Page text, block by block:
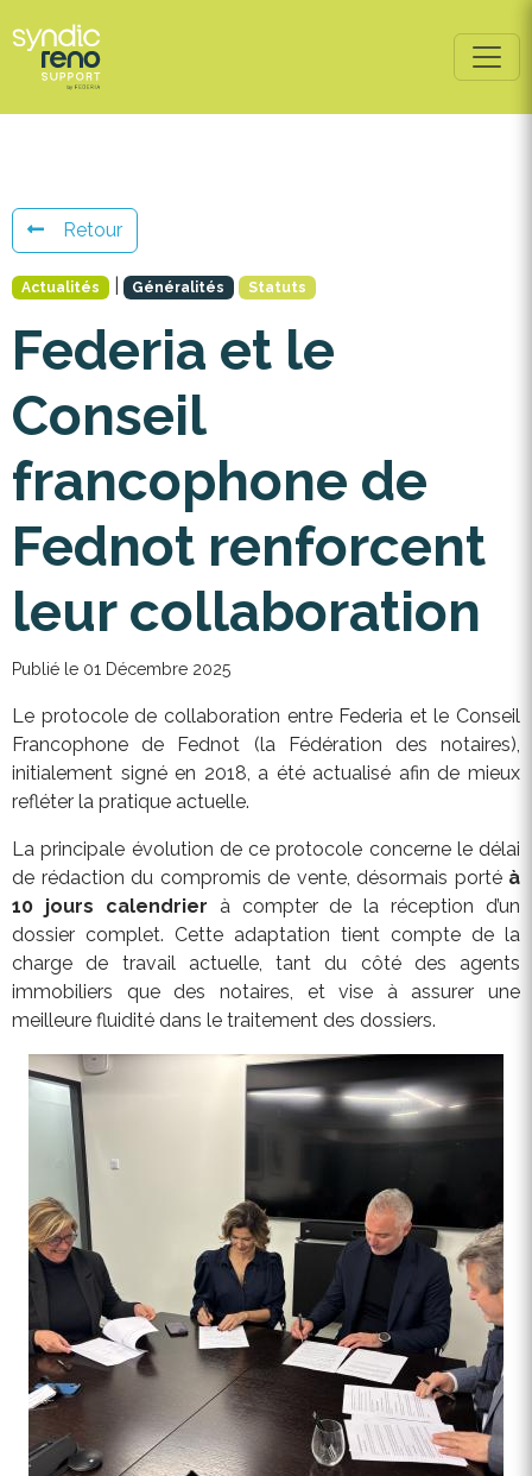
Retour
Actualités | Généralités Statuts
Federia et le
Conseil
francophone de
Fednot renforcent
leur collaboration
Publié le 01 Décembre 2025
Le protocole de collaboration entre Federia et le Conseil
Francophone de Fednot (la Fédération des notaires),
initialement signé en 2018, a été actualisé afin de mieux
refléter la pratique actuelle.
La principale évolution de ce protocole concerne le délai
de rédaction du compromis de vente, désormais porté à
10 jours calendrier à compter de la réception d’un
dossier complet. Cette adaptation tient compte de la
charge de travail actuelle, tant du côté des agents
immobiliers que des notaires, et vise à assurer une
meilleure fluidité dans le traitement des dossiers.